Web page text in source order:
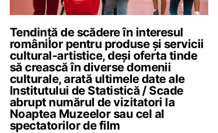
Tendință de scădere în interesul
românilor pentru produse și servicii
cultural-artistice, deși oferta tinde
să crească în diverse domenii
culturale, arată ultimele date ale
Institutului de Statistică / Scade
abrupt numărul de vizitatori la
Noaptea Muzeelor sau cel al
spectatorilor de film